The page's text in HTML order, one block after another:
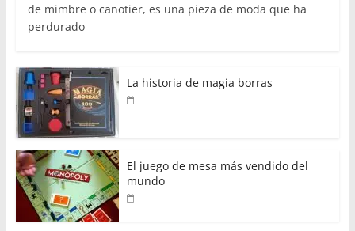
de mimbre o canotier, es una pieza de moda que ha
perdurado
La historia de magia borras
El juego de mesa más vendido del
mundo